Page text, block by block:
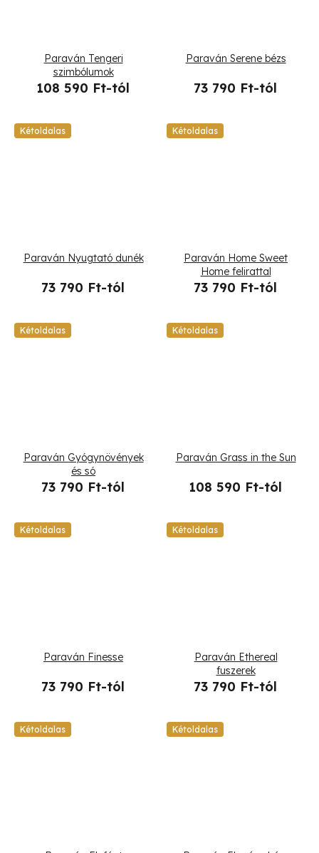
Paraván Tengeri
szimbólumok
108 590 Ft-tól
Paraván Serene bézs
73 790 Ft-tól
Kétoldalas
Paraván Nyugtató dunék
73 790 Ft-tól
Kétoldalas
Paraván Home Sweet
Home felirattal
73 790 Ft-tól
Kétoldalas
Paraván Gyógynövények
és só
73 790 Ft-tól
Kétoldalas
Paraván Grass in the Sun
108 590 Ft-tól
Kétoldalas
Paraván Finesse
73 790 Ft-tól
Kétoldalas
Paraván Ethereal
fuszerek
73 790 Ft-tól
Kétoldalas Kétoldalas